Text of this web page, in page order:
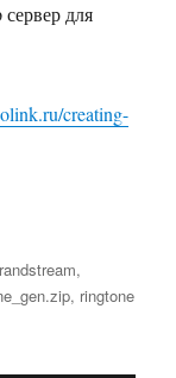
для
creating-
,
, ringtone